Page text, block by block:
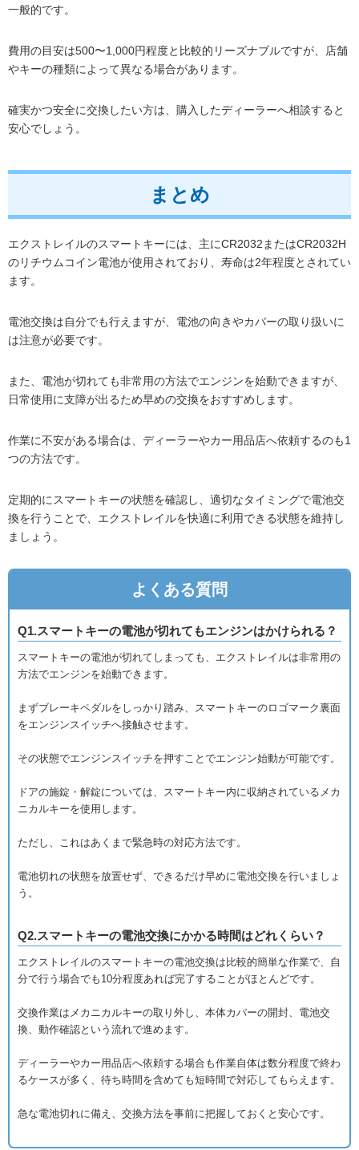
一般的です。
費用の目安は500〜1,000円程度と比較的リーズナブルですが、店舗
やキーの種類によって異なる場合があります。
確実かつ安全に交換したい方は、購入したディーラーへ相談すると
安心でしょう。
まとめ
エクストレイルのスマートキーには、主にCR2032またはCR2032H
のリチウムコイン電池が使用されており、寿命は2年程度とされてい
ます。
電池交換は自分でも行えますが、電池の向きやカバーの取り扱いに
は注意が必要です。
また、電池が切れても非常用の方法でエンジンを始動できますが、
日常使用に支障が出るため早めの交換をおすすめします。
作業に不安がある場合は、ディーラーやカー用品店へ依頼するのも1
つの方法です。
定期的にスマートキーの状態を確認し、適切なタイミングで電池交
換を行うことで、エクストレイルを快適に利用できる状態を維持し
ましょう。
よくある質問
Q1.スマートキーの電池が切れてもエンジンはかけられる？
スマートキーの電池が切れてしまっても、エクストレイルは非常用の
方法でエンジンを始動できます。
まずブレーキペダルをしっかり踏み、スマートキーのロゴマーク裏面
をエンジンスイッチへ接触させます。
その状態でエンジンスイッチを押すことでエンジン始動が可能です。
ドアの施錠・解錠については、スマートキー内に収納されているメカ
ニカルキーを使用します。
ただし、これはあくまで緊急時の対応方法です。
電池切れの状態を放置せず、できるだけ早めに電池交換を行いましょ
う。
Q2.スマートキーの電池交換にかかる時間はどれくらい？
エクストレイルのスマートキーの電池交換は比較的簡単な作業で、自
分で行う場合でも10分程度あれば完了することがほとんどです。
交換作業はメカニカルキーの取り外し、本体カバーの開封、電池交
換、動作確認という流れで進めます。
ディーラーやカー用品店へ依頼する場合も作業自体は数分程度で終わ
るケースが多く、待ち時間を含めても短時間で対応してもらえます。
急な電池切れに備え、交換方法を事前に把握しておくと安心です。